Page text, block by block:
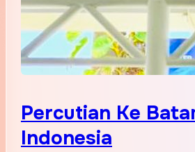
Percutian Ke
Indonesia